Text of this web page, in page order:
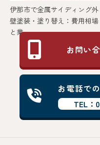
伊那市で金属サイディング外
壁塗装・塗り替え：費用相場
と業...
お問い
お電話で
TEL：